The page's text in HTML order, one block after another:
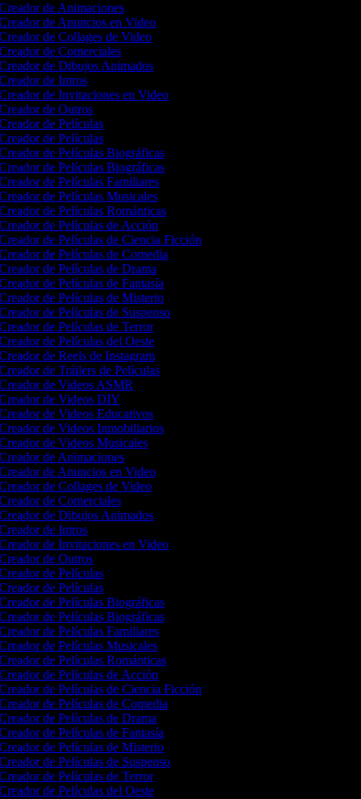
de Animaciones
de Anuncios en Video
de Collages de Video
de Comerciales
de Dibujos Animados
de Intros
de Invitaciones en Video
de Outros
de Películas
de Películas
de Películas Biográficas
de Películas Biográficas
de Películas Familiares
de Películas Musicales
de Películas Románticas
de Películas de Acción
de Películas de Ciencia Ficción
de Películas de Comedia
de Películas de Drama
de Películas de Fantasía
de Películas de Misterio
de Películas de Suspenso
de Películas de Terror
de Películas del Oeste
de Reels de Instagram
de Tráilers de Películas
de Videos ASMR
de Videos DIY
de Videos Educativos
de Videos Inmobiliarios
de Videos Musicales
de Animaciones
de Anuncios en Video
de Collages de Video
de Comerciales
de Dibujos Animados
de Intros
de Invitaciones en Video
de Outros
de Películas
de Películas
de Películas Biográficas
de Películas Biográficas
de Películas Familiares
de Películas Musicales
de Películas Románticas
de Películas de Acción
de Películas de Ciencia Ficción
de Películas de Comedia
de Películas de Drama
de Películas de Fantasía
de Películas de Misterio
de Películas de Suspenso
de Películas de Terror
de Películas del Oeste